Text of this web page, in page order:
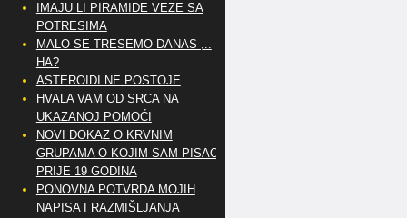
IMAJU LI PIRAMIDE VEZE SA
POTRESIMA
MALO SE TRESEMO DANAS ,..
HA?
ASTEROIDI NE POSTOJE
HVALA VAM OD SRCA NA
UKAZANOJ POMOĆI
NOVI DOKAZ O KRVNIM
GRUPAMA O KOJIM SAM PISAO
PRIJE 19 GODINA
PONOVNA POTVRDA MOJIH
NAPISA I RAZMIŠLJANJA